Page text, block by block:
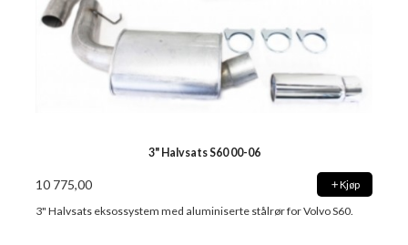
3" Halvsats S60 00-06
10 775,00 Kjøp
3" Halvsats eksossystem med aluminiserte stålrør for Volvo S60.